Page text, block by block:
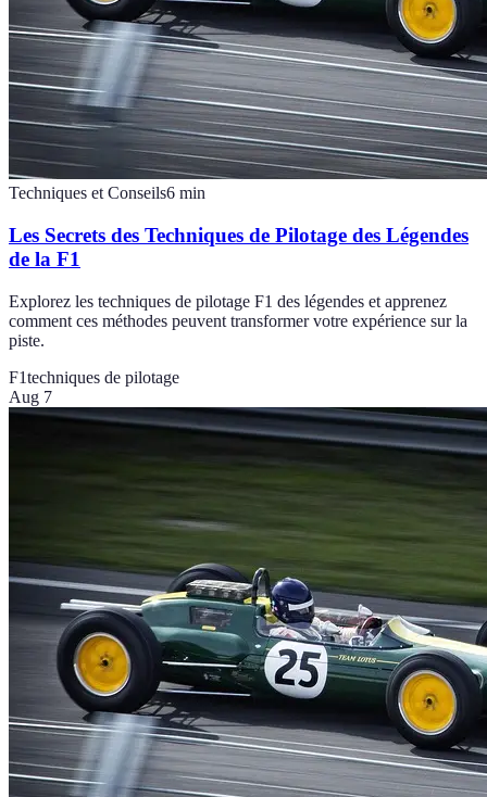
Techniques et Conseils6 min
Les Secrets des Techniques de Pilotage des Légendes
de la F1
Explorez les techniques de pilotage F1 des légendes et apprenez
comment ces méthodes peuvent transformer votre expérience sur la
piste.
F1techniques de pilotage
Aug 7